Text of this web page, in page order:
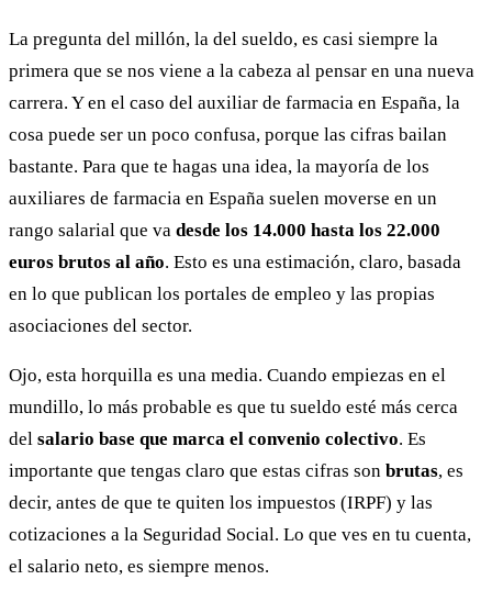
La pregunta del millón, la del sueldo, es casi siempre la
primera que se nos viene a la cabeza al pensar en una nueva
carrera. Y en el caso del auxiliar de farmacia en España, la
cosa puede ser un poco confusa, porque las cifras bailan
bastante. Para que te hagas una idea, la mayoría de los
auxiliares de farmacia en España suelen moverse en un
rango salarial que va desde los 14.000 hasta los 22.000
euros brutos al año. Esto es una estimación, claro, basada
en lo que publican los portales de empleo y las propias
asociaciones del sector.
Ojo, esta horquilla es una media. Cuando empiezas en el
mundillo, lo más probable es que tu sueldo esté más cerca
del salario base que marca el convenio colectivo. Es
importante que tengas claro que estas cifras son brutas, es
decir, antes de que te quiten los impuestos (IRPF) y las
cotizaciones a la Seguridad Social. Lo que ves en tu cuenta,
el salario neto, es siempre menos.